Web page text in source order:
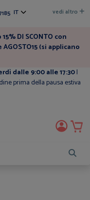
IT vedi altro
DI SCONTO con
(si applicano
dalle 9:00 alle 17:30|
prima della pausa estiva